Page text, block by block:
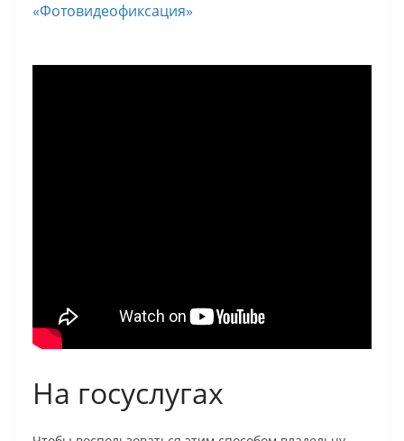
«Фотовидеофиксация»
На госуслугах